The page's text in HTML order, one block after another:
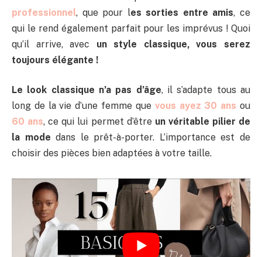
professionnel, que pour les sorties entre amis, ce
qui le rend également parfait pour les imprévus ! Quoi
qu’il arrive, avec un style classique, vous serez
toujours élégante !
Le look classique n’a pas d’âge, il s’adapte tous au
long de la vie d’une femme que vous ayez 30 ans ou
60 ans, ce qui lui permet d’être un véritable pilier de
la mode dans le prêt-à-porter. L’importance est de
choisir des pièces bien adaptées à votre taille.